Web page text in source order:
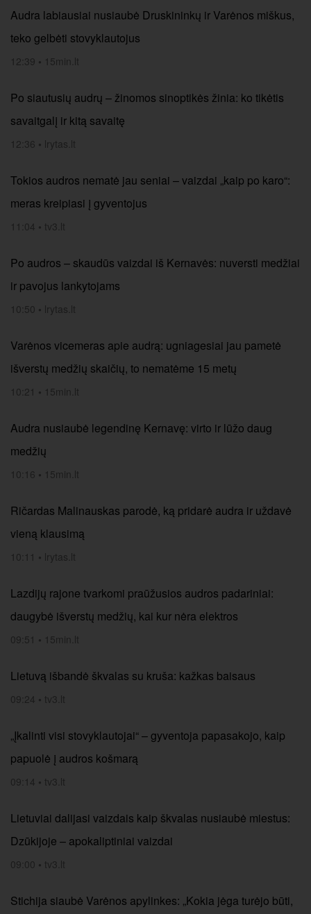
Audra labiausiai nusiaubė Druskininkų ir Varėnos miškus,
teko gelbėti stovyklautojus
12:39 • 15min.lt
Po siautusių audrų – žinomos sinoptikės žinia: ko tikėtis
savaitgalį ir kitą savaitę
12:36 • lrytas.lt
Tokios audros nematė jau seniai – vaizdai „kaip po karo“:
meras kreipiasi į gyventojus
11:04 • tv3.lt
Po audros – skaudūs vaizdai iš Kernavės: nuversti medžiai
ir pavojus lankytojams
10:50 • lrytas.lt
Varėnos vicemeras apie audrą: ugniagesiai jau pametė
išverstų medžių skaičių, to nematėme 15 metų
10:21 • 15min.lt
Audra nusiaubė legendinę Kernavę: virto ir lūžo daug
medžių
10:16 • 15min.lt
Ričardas Malinauskas parodė, ką pridarė audra ir uždavė
vieną klausimą
10:11 • lrytas.lt
Lazdijų rajone tvarkomi praūžusios audros padariniai:
daugybė išverstų medžių, kai kur nėra elektros
09:51 • 15min.lt
Lietuvą išbandė škvalas su kruša: kažkas baisaus
09:24 • tv3.lt
„Įkalinti visi stovyklautojai“ – gyventoja papasakojo, kaip
papuolė į audros košmarą
09:14 • tv3.lt
Lietuviai dalijasi vaizdais kaip škvalas nusiaubė miestus:
Dzūkijoje – apokaliptiniai vaizdai
09:00 • tv3.lt
Stichija siaubė Varėnos apylinkes: „Kokia jėga turėjo būti,